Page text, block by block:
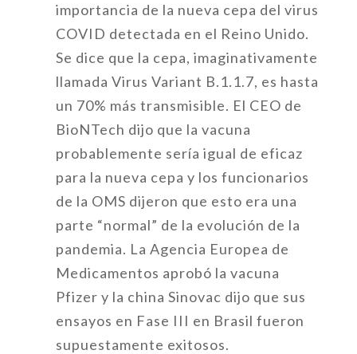
importancia de la nueva cepa del virus
COVID detectada en el Reino Unido.
Se dice que la cepa, imaginativamente
llamada Virus Variant B.1.1.7, es hasta
un 70% más transmisible. El CEO de
BioNTech dijo que la vacuna
probablemente sería igual de eficaz
para la nueva cepa y los funcionarios
de la OMS dijeron que esto era una
parte “normal” de la evolución de la
pandemia. La Agencia Europea de
Medicamentos aprobó la vacuna
Pfizer y la china Sinovac dijo que sus
ensayos en Fase III en Brasil fueron
supuestamente exitosos.